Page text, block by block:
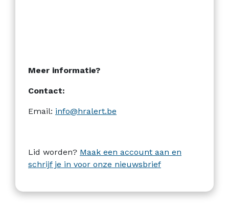
Meer informatie?
Contact:
Email: info@hralert.be
Lid worden? Maak een account aan en
schrijf je in voor onze nieuwsbrief